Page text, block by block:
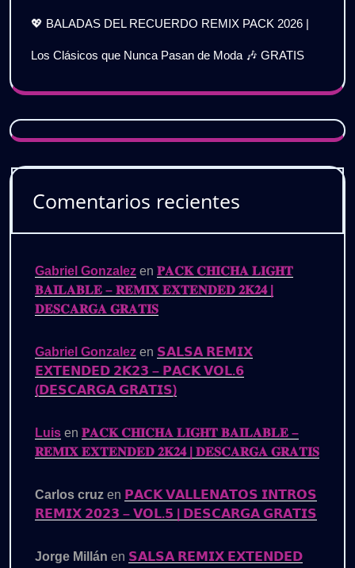
💖 BALADAS DEL RECUERDO REMIX PACK 2026 |
Los Clásicos que Nunca Pasan de Moda 🎶 GRATIS
Comentarios recientes
Gabriel Gonzalez en 𝐏𝐀𝐂𝐊 𝐂𝐇𝐈𝐂𝐇𝐀 𝐋𝐈𝐆𝐇𝐓
𝐁𝐀𝐈𝐋𝐀𝐁𝐋𝐄 – 𝐑𝐄𝐌𝐈𝐗 𝐄𝐗𝐓𝐄𝐍𝐃𝐄𝐃 𝟐𝐊𝟐𝟒 |
𝐃𝐄𝐒𝐂𝐀𝐑𝐆𝐀 𝐆𝐑𝐀𝐓𝐈𝐒
Gabriel Gonzalez en 𝗦𝗔𝗟𝗦𝗔 𝗥𝗘𝗠𝗜𝗫
𝗘𝗫𝗧𝗘𝗡𝗗𝗘𝗗 𝟮𝗞𝟮𝟯 – 𝗣𝗔𝗖𝗞 𝗩𝗢𝗟.𝟲
(𝗗𝗘𝗦𝗖𝗔𝗥𝗚𝗔 𝗚𝗥𝗔𝗧𝗜𝗦)
Luis en 𝐏𝐀𝐂𝐊 𝐂𝐇𝐈𝐂𝐇𝐀 𝐋𝐈𝐆𝐇𝐓 𝐁𝐀𝐈𝐋𝐀𝐁𝐋𝐄 –
𝐑𝐄𝐌𝐈𝐗 𝐄𝐗𝐓𝐄𝐍𝐃𝐄𝐃 𝟐𝐊𝟐𝟒 | 𝐃𝐄𝐒𝐂𝐀𝐑𝐆𝐀 𝐆𝐑𝐀𝐓𝐈𝐒
Carlos cruz en 𝗣𝗔𝗖𝗞 𝗩𝗔𝗟𝗟𝗘𝗡𝗔𝗧𝗢𝗦 𝗜𝗡𝗧𝗥𝗢𝗦
𝗥𝗘𝗠𝗜𝗫 𝟮𝟬𝟮𝟯 – 𝗩𝗢𝗟.𝟱 | 𝗗𝗘𝗦𝗖𝗔𝗥𝗚𝗔 𝗚𝗥𝗔𝗧𝗜𝗦
Jorge Millán en 𝗦𝗔𝗟𝗦𝗔 𝗥𝗘𝗠𝗜𝗫 𝗘𝗫𝗧𝗘𝗡𝗗𝗘𝗗